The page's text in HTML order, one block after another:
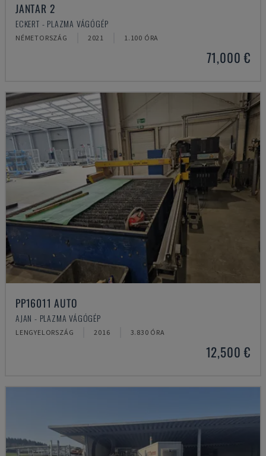
JANTAR 2
ECKERT - PLAZMA VÁGÓGÉP
NÉMETORSZÁG 2021 1.100 ÓRA
71,000 €
PP16011 AUTO
AJAN - PLAZMA VÁGÓGÉP
LENGYELORSZÁG 2016 3.830 ÓRA
12,500 €